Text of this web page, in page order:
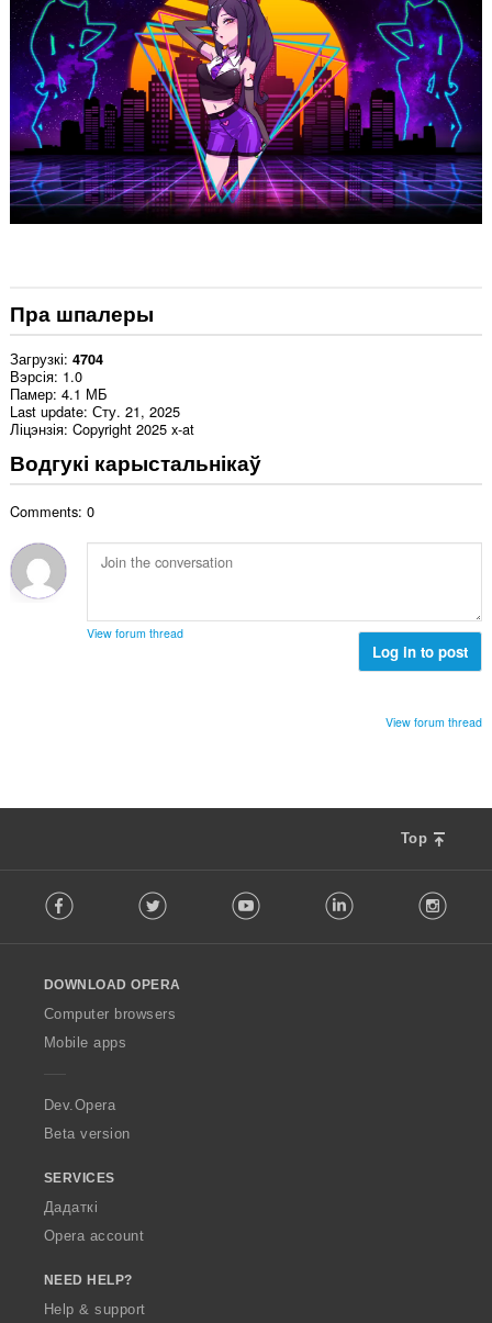
Пра шпалеры
Загрузкі 4704
Вэрсія 1.0
Памер 4.1 МБ
Last update Сту. 21, 2025
Ліцэнзія Copyright 2025 x-at
Водгукі карыстальнікаў
Comments: 0
View forum thread
Log in to post
View forum thread
Top
o
w
O
p
a
Facebook Twitter Youtube LinkedIn
DOWNLOAD OPERA
Computer browsers
Mobile apps
Dev.Opera
Beta version
SERVICES
Дадаткі
Opera account
NEED HELP?
Help & support